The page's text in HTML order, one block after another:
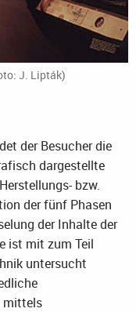
J. Lipták)
der Besucher die
dargestellte
bzw.
der fünf Phasen
der Inhalte der
ist mit zum Teil
untersucht
mittels